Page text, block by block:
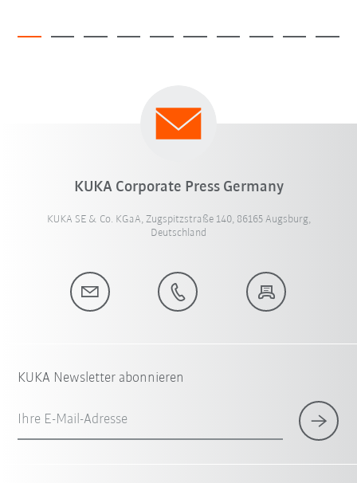
KUKA Corporate Press Germany
KUKA SE & Co. KGaA, Zugspitzstraße 140, 86165 Augsburg,
Deutschland
KUKA Newsletter abonnieren
Ihre E-Mail-Adresse